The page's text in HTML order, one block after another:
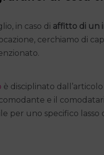
in caso di affitto di un
cerchiamo di
è disciplinato dall’articolo
e il
per uno specifico